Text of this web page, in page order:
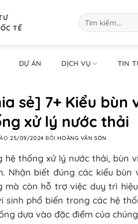
TẾ
Tìm
kiếm:
DỰ ÁN DỊCH VỤ TIN
sẻ] 7+ Kiểu
xử lý nước thải
25/09/2024 BỞI HOÀNG VĂN SƠN
hệ thống xử lý nước thải, bùn
Nhận biết đúng các kiểu
mà còn hỗ trợ việc duy trì
sinh phổ biến trong các hệ
dựa vào đặc điểm của